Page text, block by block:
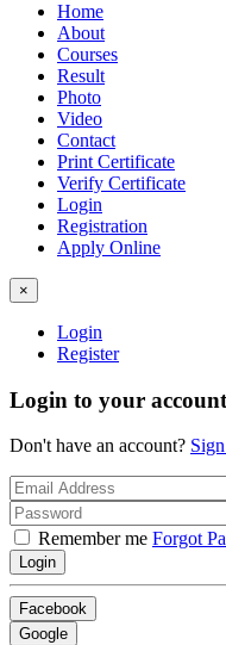
Home
About
Courses
Result
Photo
Video
Contact
Print Certificate
Verify Certificate
Login
Registration
Apply Online
×
Login
Register
Login to your account
Don't have an account?
Remember me Forgot
Login
Facebook
Google